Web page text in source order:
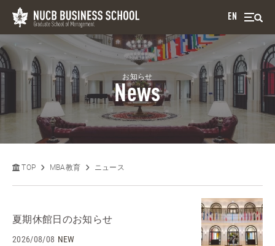
EN
お知らせ
News
TOP MBA教育 ニュース
夏期休館日のお知らせ
2026/08/08 NEW